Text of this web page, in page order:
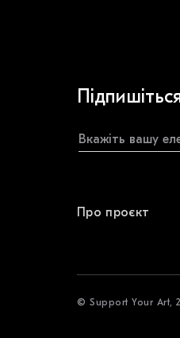
Про проєкт
© Support Your Art,